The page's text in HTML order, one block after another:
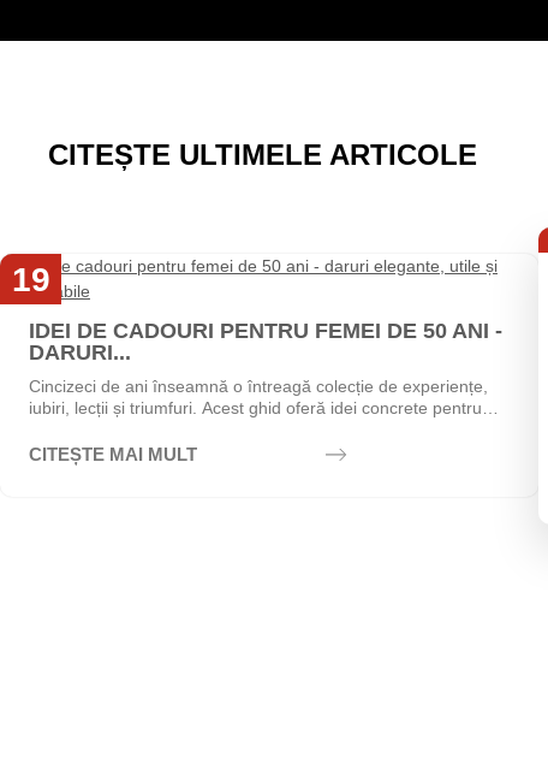
CITEȘTE ULTIMELE ARTICOLE
19
IDEI DE CADOURI PENTRU FEMEI DE 50 ANI -
DARURI...
Cincizeci de ani înseamnă o întreagă colecție de experiențe,
iubiri, lecții și triumfuri. Acest ghid oferă idei concrete pentru
CITEȘTE MAI MULT